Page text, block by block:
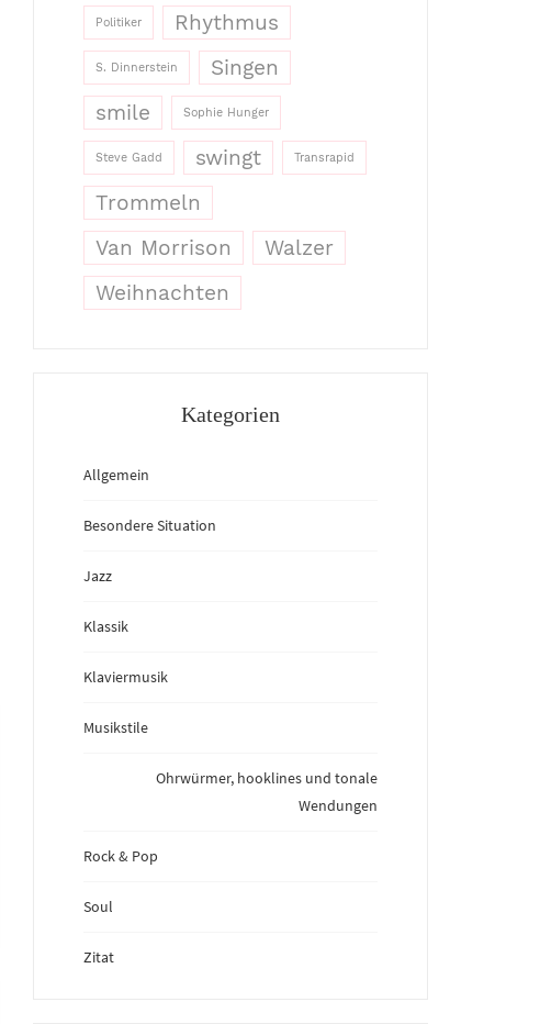
Politiker Rhythmus
S. Dinnerstein
Singen
smile
Sophie Hunger
Steve Gadd swingt Transrapid
Trommeln
Van Morrison
Walzer
Weihnachten
Kategorien
Allgemein
Besondere Situation
Jazz
Klassik
Klaviermusik
Musikstile
Ohrwürmer, hooklines und tonale
Wendungen
Rock & Pop
Soul
Zitat